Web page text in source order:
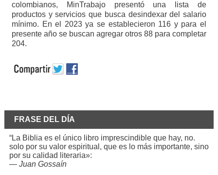
colombianos, MinTrabajo presentó una lista de
productos y servicios que busca desindexar del salario
mínimo. En el 2023 ya se establecieron 116 y para el
presente año se buscan agregar otros 88 para completar
204.
FRASE DEL DÍA
“La Biblia es el único libro imprescindible que hay, no.
solo por su valor espiritual, que es lo más importante, sino
por su calidad literaria»:
— Juan Gossaín